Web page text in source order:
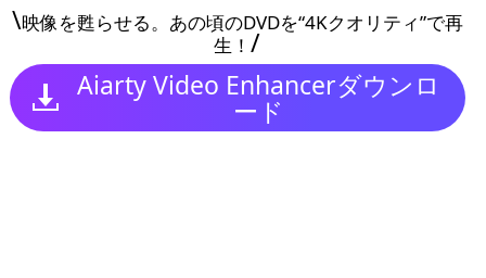
\映像を甦らせる。あの頃のDVDを“4Kクオリティ”で再
生！/
Aiarty Video Enhancerダウンロ
ード